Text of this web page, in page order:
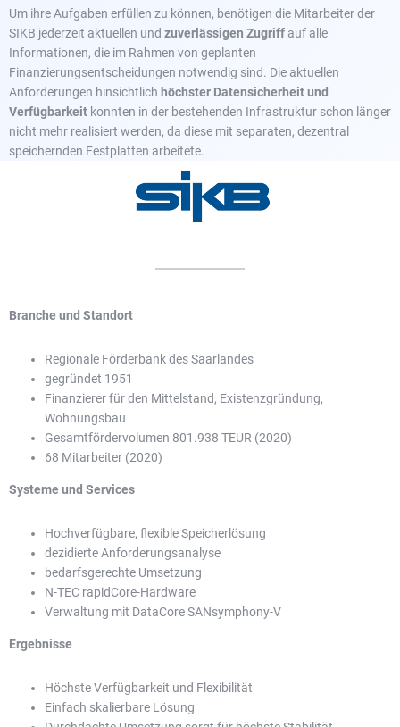
Um ihre Aufgaben erfüllen zu können, benötigen die Mitarbeiter der
SIKB jederzeit aktuellen und zuverlässigen Zugriff auf alle
Informationen, die im Rahmen von geplanten
Finanzierungsentscheidungen notwendig sind. Die aktuellen
Anforderungen hinsichtlich höchster Datensicherheit und
Verfügbarkeit konnten in der bestehenden Infrastruktur schon länger
nicht mehr realisiert werden, da diese mit separaten, dezentral
speichernden Festplatten arbeitete.
Branche und Standort
Regionale Förderbank des Saarlandes
gegründet 1951
Finanzierer für den Mittelstand, Existenzgründung,
Wohnungsbau
Gesamtfördervolumen 801.938 TEUR (2020)
68 Mitarbeiter (2020)
Systeme und Services
Hochverfügbare, flexible Speicherlösung
dezidierte Anforderungsanalyse
bedarfsgerechte Umsetzung
N-TEC rapidCore-Hardware
Verwaltung mit DataCore SANsymphony-V
Ergebnisse
Höchste Verfügbarkeit und Flexibilität
Einfach skalierbare Lösung